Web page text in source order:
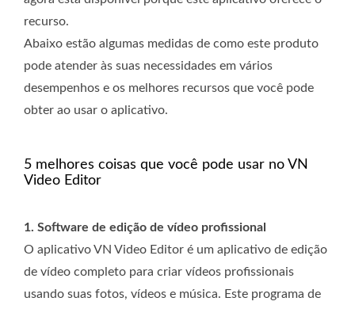
recurso.
Abaixo estão algumas medidas de como este produto
pode atender às suas necessidades em vários
desempenhos e os melhores recursos que você pode
obter ao usar o aplicativo.
5 melhores coisas que você pode usar no VN
Video Editor
1. Software de edição de vídeo profissional
O aplicativo VN Video Editor é um aplicativo de edição
de vídeo completo para criar vídeos profissionais
usando suas fotos, vídeos e música. Este programa de